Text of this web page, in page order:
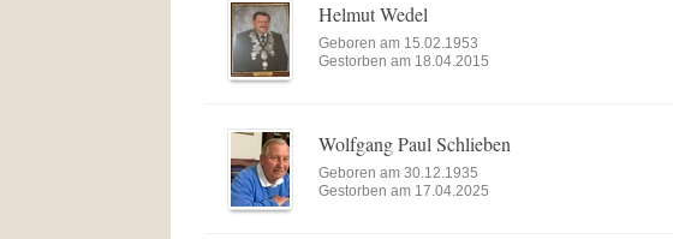
Helmut Wedel
Geboren am 15.02.1953
Gestorben am 18.04.2015
Wolfgang Paul Schlieben
Geboren am 30.12.1935
Gestorben am 17.04.2025